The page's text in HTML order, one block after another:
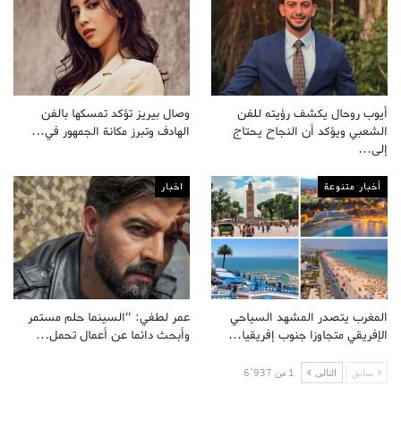
أيوب روحال يكشف رؤيته للفن
الشعبي ويؤكد أن النجاح يحتاج
إلى…
وصال بيريز تؤكد تمسكها بالفن
الهادف وتبرز مكانة الجمهور في…
أخبار متنوعة
المغرب يتصدر المشهد السياحي
الإفريقي متجاوزا جنوب إفريقيا…
اخبار
عمر لطفي: “السينما حلم مستمر
وأبحث دائما عن أعمال تحمل…
سابق التالى 1 من 6٬937